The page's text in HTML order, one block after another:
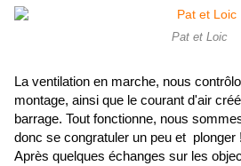
Pat et Loic
La ventilation en marche, nous
montage, ainsi que le courant d'air
barrage. Tout fonctionne, nous
donc se congratuler un peu et  plonger !
Après quelques échanges sur les